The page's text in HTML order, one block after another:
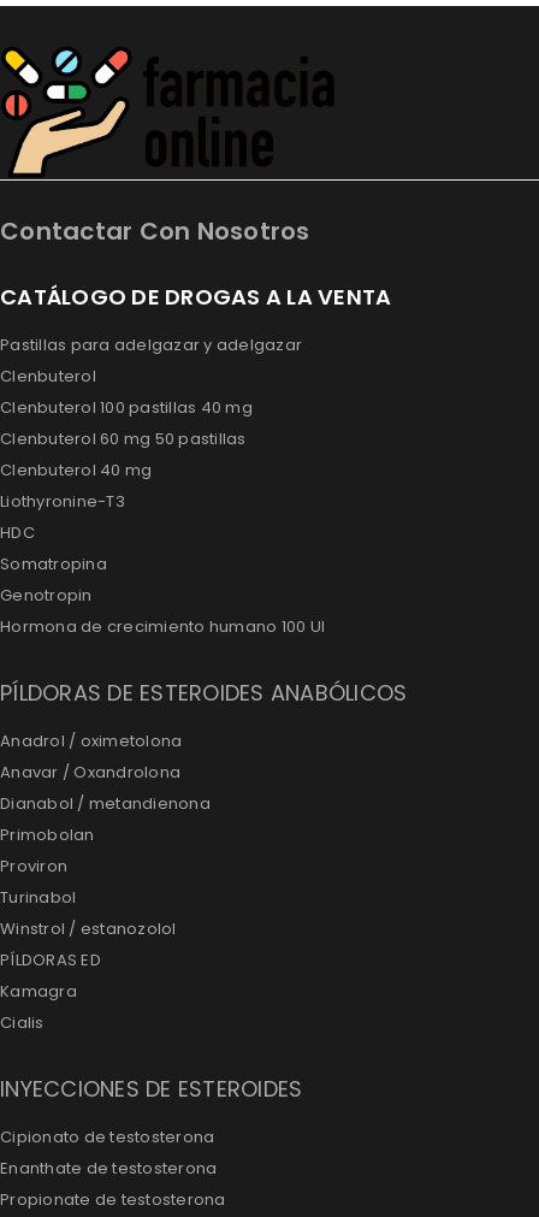
Contactar Con Nosotros
CATÁLOGO DE DROGAS A LA VENTA
Pastillas para adelgazar y adelgazar
Clenbuterol
Clenbuterol 100 pastillas 40 mg
Clenbuterol 60 mg 50 pastillas
Clenbuterol 40 mg
Liothyronine-T3
HDC
Somatropina
Genotropin
Hormona de crecimiento humano 100 UI
PÍLDORAS DE ESTEROIDES ANABÓLICOS
Anadrol / oximetolona
Anavar / Oxandrolona
Dianabol / metandienona
Primobolan
Proviron
Turinabol
Winstrol / estanozolol
PÍLDORAS ED
Kamagra
Cialis
INYECCIONES DE ESTEROIDES
Cipionato de testosterona
Enanthate de testosterona
Propionate de testosterona